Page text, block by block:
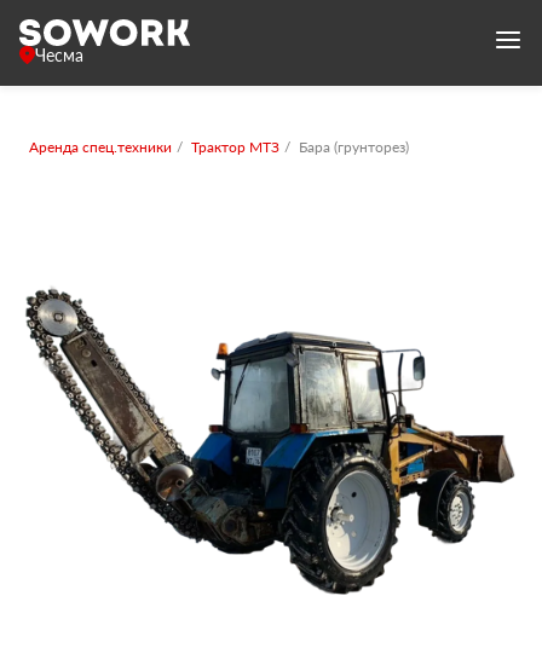
Чесма
Аренда спец.техники Трактор МТЗ Бара (грунторез)